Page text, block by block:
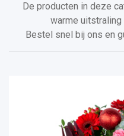
De producten in deze
warme
Bestel snel bij ons en